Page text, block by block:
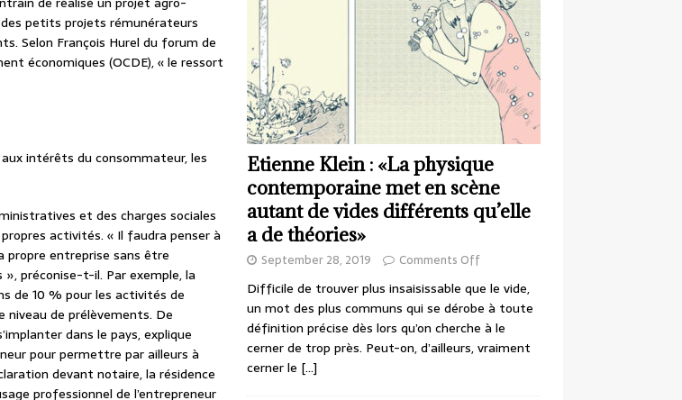
petits projets rémunérateurs
Selon François Hurel du forum de
économiques (OCDE), « le ressort
intérêts du consommateur, les
et des charges sociales
activités. « Il faudra penser à
propre entreprise sans être
préconise-t-il. Par exemple, la
de 10 % pour les activités de
de prélèvements. De
dans le pays, explique
pour permettre par ailleurs à
devant notaire, la résidence
professionnel de l’entrepreneur
Etienne Klein : «La physique
contemporaine met en scène
autant de vides différents qu’elle
a de théories»
September 28, 2019 Comments Off
Difficile de trouver plus insaisissable que le vide,
un mot des plus communs qui se dérobe à toute
définition précise dès lors qu’on cherche à le
cerner de trop près. Peut-on, d’ailleurs, vraiment
cerner le […]